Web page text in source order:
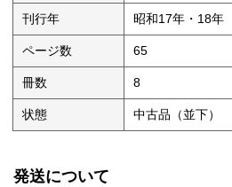
刊行年 昭和17年・18年
ページ数 65
冊数 8
状態 中古品（並下）
発送について